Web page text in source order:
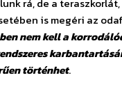
rá, de a
is megéri az
nem kell a
történhet.